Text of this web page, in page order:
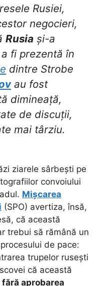
Rusiei,
negocieri,
Rusia și-a
fi prezentă în
dintre Strobe
au fost
dimineață,
de discuții,
mai târziu.
ziarele sârbești pe
convoiului
Mișcarea
(SPO) avertiza, însă,
că această
trebui să rămână un
de pace:
trupelor rusești
că această
fără aprobarea